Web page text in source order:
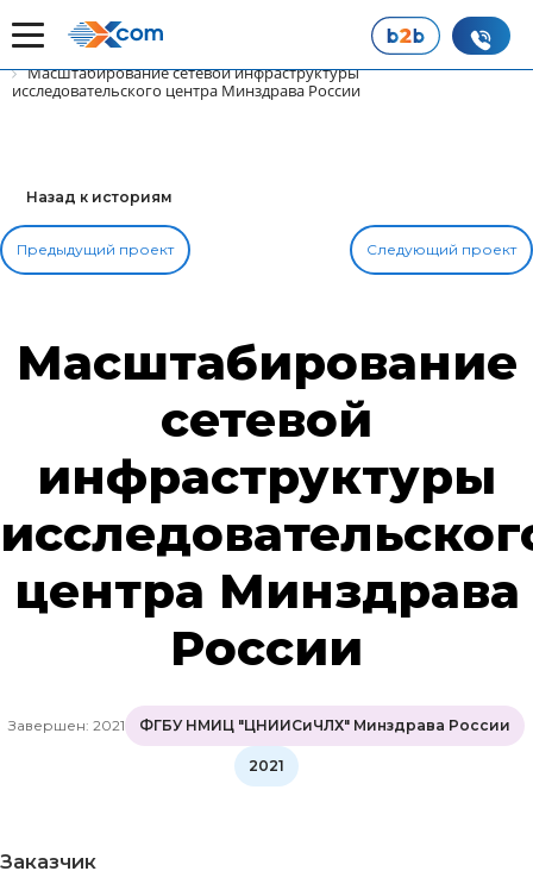
Главная
Наши истории успеха
Масштабирование сетевой инфраструктуры
исследовательского центра Минздрава России
Назад к историям
Предыдущий проект Следующий проект
Масштабирование
сетевой
инфраструктуры
центра Минздрава
России
Завершен: 2021 ФГБУ НМИЦ "ЦНИИСиЧЛХ" Минздрава России
2021
Заказчик